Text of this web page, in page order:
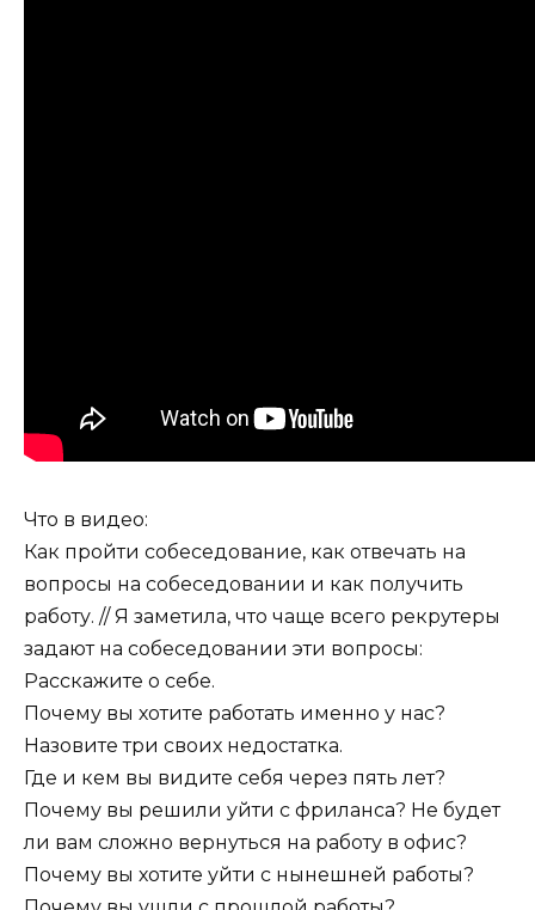
Что в видео:
Как пройти собеседование, как отвечать на
вопросы на собеседовании и как получить
работу. // Я заметила, что чаще всего рекрутеры
задают на собеседовании эти вопросы:
Расскажите о себе.
Почему вы хотите работать именно у нас?
Назовите три своих недостатка.
Где и кем вы видите себя через пять лет?
Почему вы решили уйти с фриланса? Не будет
ли вам сложно вернуться на работу в офис?
Почему вы хотите уйти с нынешней работы?